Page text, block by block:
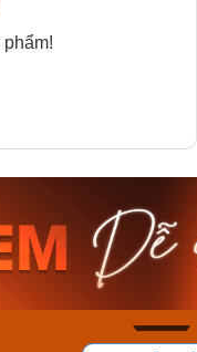
Casio Nam
RS100L-
4.276.000₫